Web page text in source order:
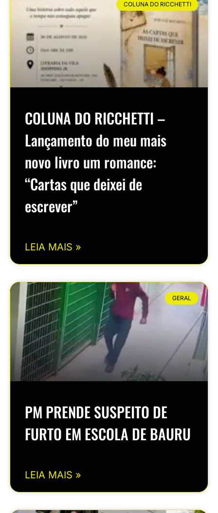
COLUNA DO RICCHETTI
COLUNA DO RICCHETTI –
Lançamento do meu mais
novo livro um romance:
“Cartas que deixei de
escrever”
LEIA MAIS »
GERAL
PM PRENDE SUSPEITO DE
FURTO EM ESCOLA DE BAURU
LEIA MAIS »